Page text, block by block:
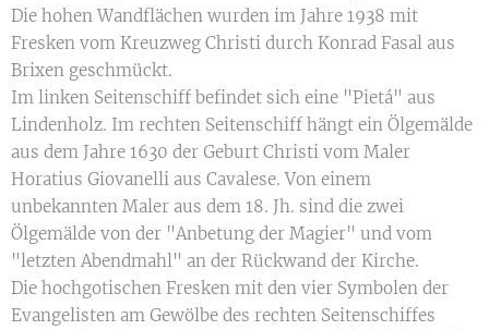
Die hohen Wandflächen wurden im Jahre 1938 mit
Fresken vom Kreuzweg Christi durch Konrad Fasal aus
Brixen geschmückt.
Im linken Seitenschiff befindet sich eine "Pietá" aus
Lindenholz. Im rechten Seitenschiff hängt ein Ölgemälde
aus dem Jahre 1630 der Geburt Christi vom Maler
Horatius Giovanelli aus Cavalese. Von einem
unbekannten Maler aus dem 18. Jh. sind die zwei
Ölgemälde von der "Anbetung der Magier" und vom
"letzten Abendmahl" an der Rückwand der Kirche.
Die hochgotischen Fresken mit den vier Symbolen der
Evangelisten am Gewölbe des rechten Seitenschiffes